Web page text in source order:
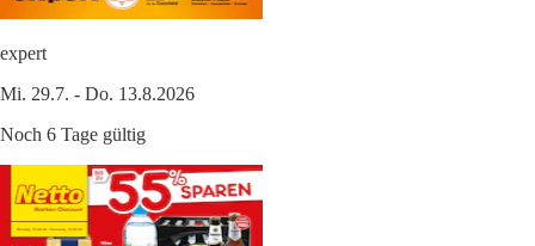
expert
Mi. 29.7. - Do. 13.8.2026
Noch 6 Tage gültig